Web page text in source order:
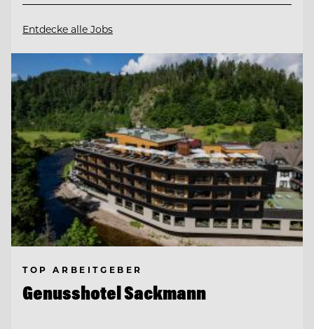
Entdecke alle Jobs
TOP ARBEITGEBER
Genusshotel Sackmann